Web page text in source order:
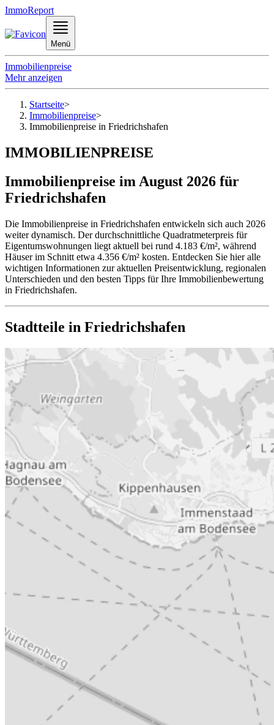
ImmoReport
Menü
Immobilienpreise
Mehr anzeigen
Startseite>
Immobilienpreise>
Immobilienpreise in Friedrichshafen
IMMOBILIENPREISE
Immobilienpreise im August 2026 für
Friedrichshafen
Die Immobilienpreise in Friedrichshafen entwickeln sich auch 2026
weiter dynamisch. Der durchschnittliche Quadratmeterpreis für
Eigentumswohnungen liegt aktuell bei rund 4.183 €/m², während
Häuser im Schnitt etwa 4.356 €/m² kosten. Entdecken Sie hier alle
wichtigen Informationen zur aktuellen Preisentwicklung, regionalen
Unterschieden und den besten Tipps für Ihre Immobilienbewertung
in Friedrichshafen.
Stadtteile in Friedrichshafen